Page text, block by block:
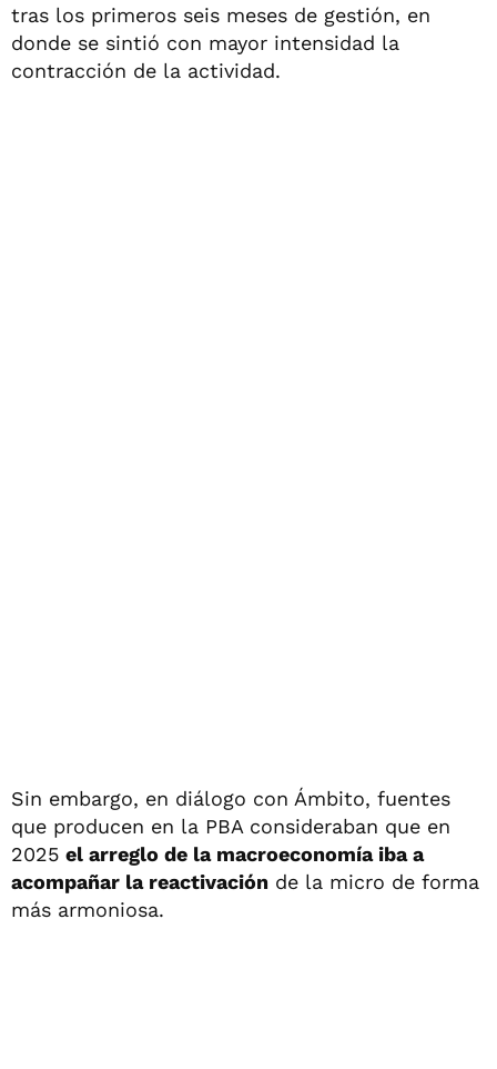
tras los primeros seis meses de gestión, en
donde se sintió con mayor intensidad la
contracción de la actividad.
Sin embargo, en diálogo con Ámbito, fuentes
que producen en la PBA consideraban que en
2025 el arreglo de la macroeconomía iba a
acompañar la reactivación de la micro de forma
más armoniosa.